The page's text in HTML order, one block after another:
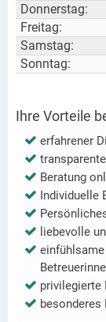
Donnerstag:
Freitag:
Samstag:
Sonntag:
Ihre Vorteile
erfahrener
Beratung
Individuelle
liebevolle
privilegierte
besonderes